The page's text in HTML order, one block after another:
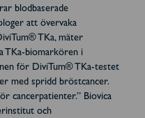
blodbaserade
att övervaka
TKa, mäter
TKa-biomarkören i
för DiviTum® TKa-testet
med spridd bröstcancer.
cancerpatienter.” Biovica
och